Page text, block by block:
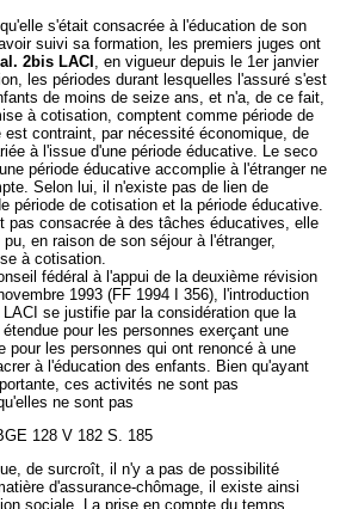
s'était consacrée à l'éducation de son
suivi sa formation, les premiers juges ont
2bis LACI , en vigueur depuis le 1er janvier
les périodes durant lesquelles l'assuré s'est
de moins de seize ans, et n'a, de ce fait,
à cotisation, comptent comme période de
contraint, par nécessité économique, de
à l'issue d'une période éducative. Le seco
période éducative accomplie à l'étranger ne
Selon lui, il n'existe pas de lien de
période de cotisation et la période éducative.
pas consacrée à des tâches éducatives, elle
en raison de son séjour à l'étranger,
à cotisation.
fédéral à l'appui de la deuxième révision
1993 (FF 1994 I 356), l'introduction
se justifie par la considération que la
pour les personnes exerçant une
pour les personnes qui ont renoncé à une
à l'éducation des enfants. Bien qu'ayant
ces activités ne sont pas
ne sont pas
128 V 182 S. 185
de surcroît, il n'y a pas de possibilité
d'assurance-chômage, il existe ainsi
sociale. La prise en compte du temps